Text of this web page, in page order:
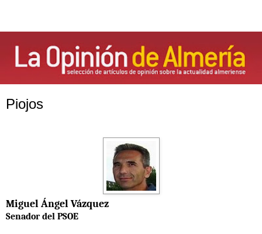
Piojos
Miguel Ángel Vázquez
Senador del PSOE